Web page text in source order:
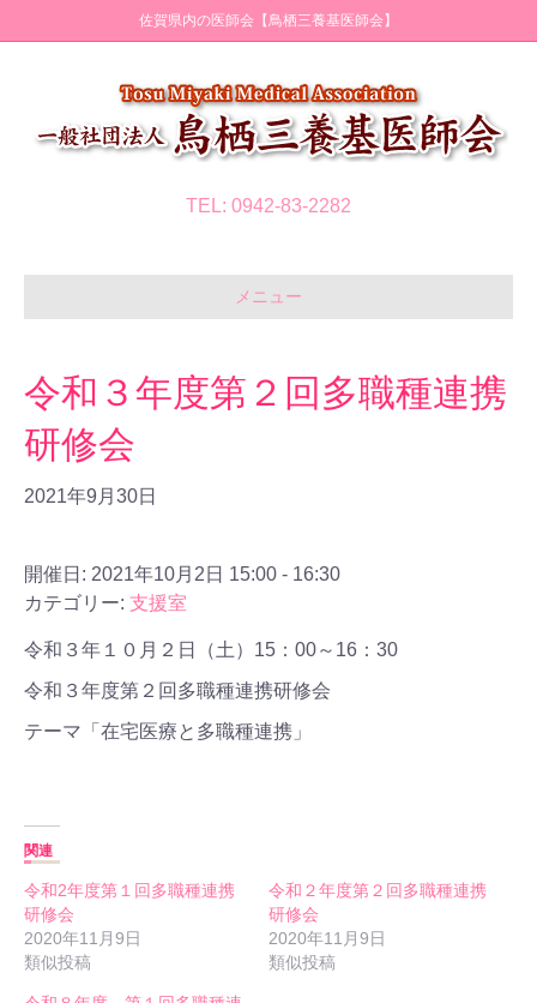
佐賀県内の医師会【鳥栖三養基医師会】
TEL: 0942-83-2282
メニュー
令和３年度第２回多職種連携
研修会
2021年9月30日
開催日: 2021年10月2日 15:00 - 16:30
カテゴリー: 支援室
令和３年１０月２日（土）15：00～16：30
令和３年度第２回多職種連携研修会
テーマ「在宅医療と多職種連携」
関連
令和2年度第１回多職種連携
研修会
2020年11月9日
類似投稿
令和２年度第２回多職種連携
研修会
2020年11月9日
類似投稿